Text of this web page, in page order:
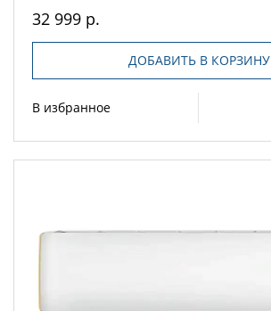
32 999 р.
ДОБАВИТЬ В КОРЗИНУ
В избранное